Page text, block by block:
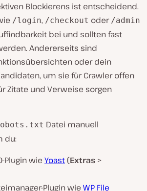
Blockierens ist entscheidend.
/login, /checkout oder /admin
bei und sollten fast
Andererseits sind
oder dein
um sie für Crawler offen
Zitate und Verweise sorgen
Datei manuell
du:
Plugin wie Yoast (Extras >
Plugin wie WP File